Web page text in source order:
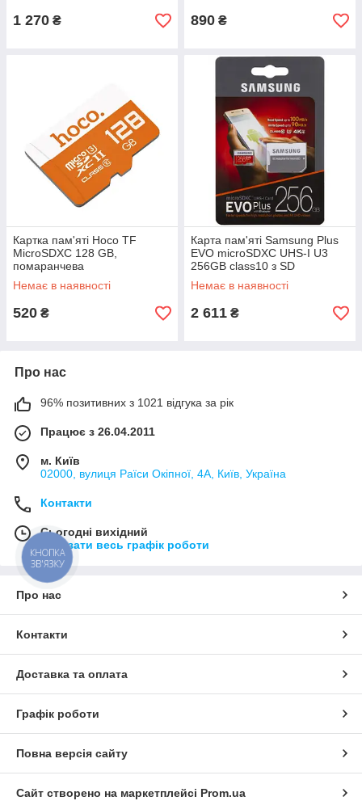
1 270 ₴ 890 ₴
Картка пам'яті Hoco TF
MicroSDXC 128 GB,
помаранчева
Немає в наявності
520 ₴
Карта пам'яті Samsung Plus
EVO microSDXC UHS-I U3
256GB сlass10 з SD
адаптером
Немає в наявності
2 611 ₴
Про нас
96% позитивних з 1021 відгука за рік
Працює з 26.04.2011
м. Київ
02000, вулиця Раїси Окіпної, 4А, Київ, Україна
Контакти
Сьогодні вихідний
Показати весь графік роботи
Про нас
Контакти
Доставка та оплата
Графік роботи
Повна версія сайту
Сайт створено на маркетплейсі Prom.ua
КНОПКА
ЗВ'ЯЗКУ